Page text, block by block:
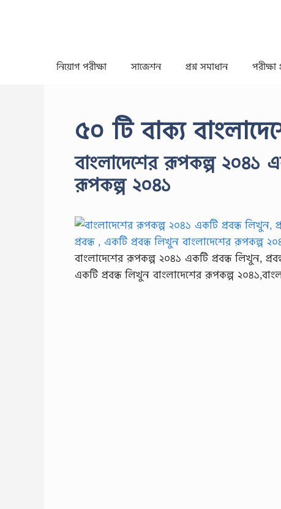
নিয়োগ পরীক্ষা সাজেশন প্রশ্ন সমাধান পরীক্ষা
৫০ টি বাক্য
বাংলাদেশের রূপকল্প ২০৪১
রূপকল্প ২০৪১
বাংলাদেশের রূপকল্প ২০৪১ একটি প্রবন্ধ লিখুন,
একটি প্রবন্ধ লিখুন বাংলাদেশের রূপকল্প